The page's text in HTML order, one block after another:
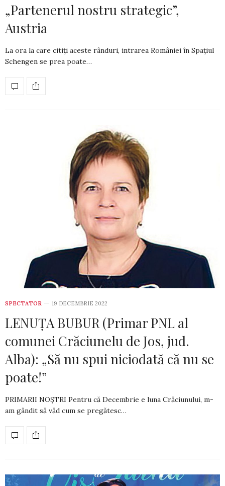
„Partenerul nostru strategic”,
Austria
La ora la care citiți aceste rânduri, intrarea României în Spațiul
Schengen se prea poate…
SPECTATOR 19 DECEMBRIE 2022
LENUȚA BUBUR (Primar PNL al
comunei Crăciunelu de Jos, jud.
Alba): „Să nu spui niciodată că nu se
poate!”
PRIMARII NOȘTRI Pentru că Decembrie e luna Crăciunului, m-
am gândit să văd cum se pregătesc…